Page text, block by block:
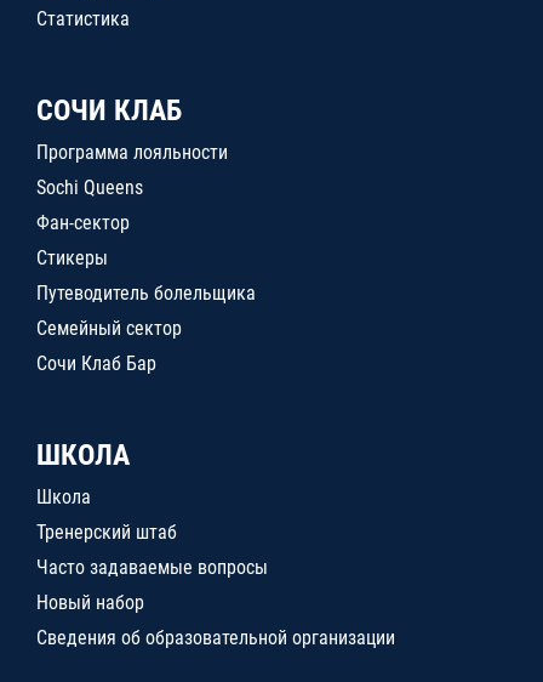
Статистика
СОЧИ КЛАБ
Программа лояльности
Sochi Queens
Фан-сектор
Стикеры
Путеводитель болельщика
Семейный сектор
Сочи Клаб Бар
ШКОЛА
Школа
Тренерский штаб
Часто задаваемые вопросы
Новый набор
Сведения об образовательной организации